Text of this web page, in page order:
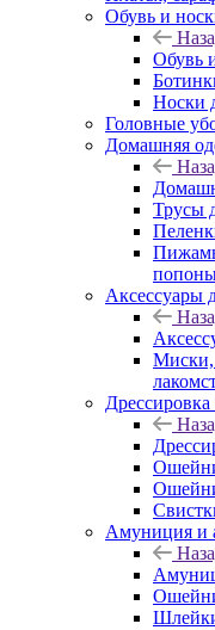
Обувь и
Обувь
Носки
Головные
Домашняя
Трусы
Аксессуары
Миски,
Дрессировка
Амуниция и